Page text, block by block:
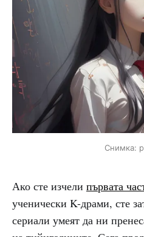
Снимка:
Ако сте изчели първата
ученически K-драми, сте
сериали умеят да ни